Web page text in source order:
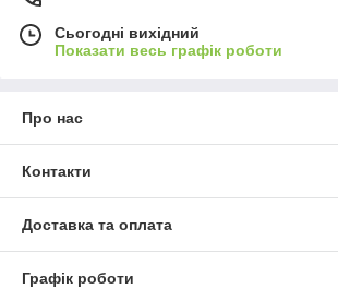
Сьогодні вихідний
Показати весь графік роботи
Про нас
Контакти
Доставка та оплата
Графік роботи